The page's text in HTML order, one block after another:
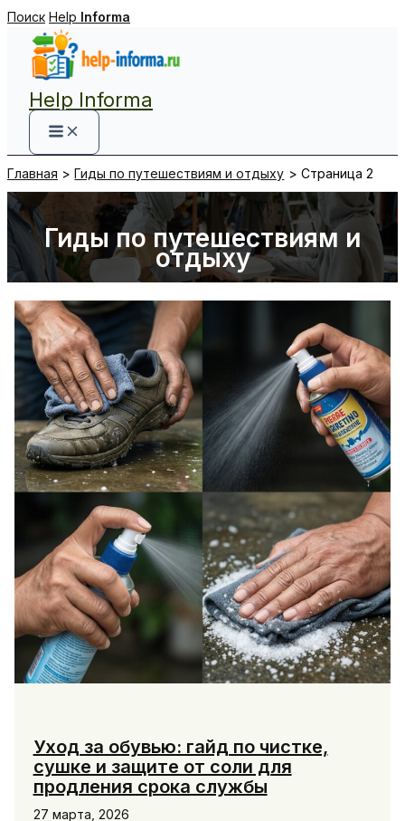
Перейти
содержимому
Поиск Help Informa
Help Informa
Главная Гиды по путешествиям и отдыху Страница 2
Гиды по путешествиям и
отдыху
Уход за обувью: гайд по чистке,
сушке и защите от соли для
продления срока службы
27 марта, 2026